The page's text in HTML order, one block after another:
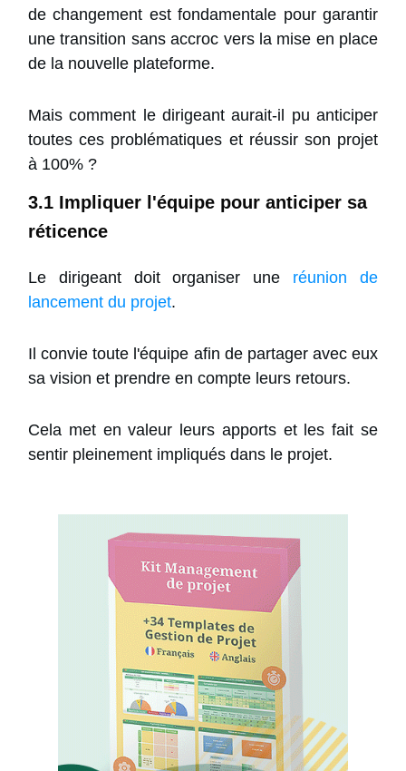
de changement est fondamentale pour garantir
une transition sans accroc vers la mise en place
de la nouvelle plateforme.
Mais comment le dirigeant aurait-il pu anticiper
toutes ces problématiques et réussir son projet
à 100% ?
3.1 Impliquer l'équipe pour anticiper sa
réticence
Le dirigeant doit organiser une réunion de
lancement du projet.
Il convie toute l'équipe afin de partager avec eux
sa vision et prendre en compte leurs retours.
Cela met en valeur leurs apports et les fait se
sentir pleinement impliqués dans le projet.